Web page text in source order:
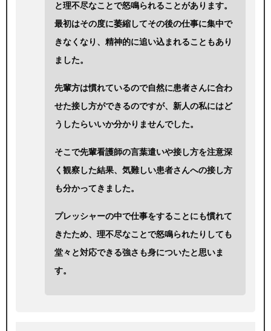
と理不尽なことで怒鳴られることがあります。
最初はその度に萎縮してその後の仕事に集中で
きなくなり、精神的に追い込まれることもあり
ました。
先輩方は慣れているので自然に患者さんに合わ
せた接し方ができるのですが、新人の私にはど
うしたらいいか分かりませんでした。
そこで先輩看護師の言葉遣いや接し方を注意深
く観察した結果、気難しい患者さんへの接し方
も分かってきました。
プレッシャーの中で仕事をすることにも慣れて
きたため、理不尽なことで怒鳴られたりしても
堂々と対応できる強さも身についたと思いま
す。